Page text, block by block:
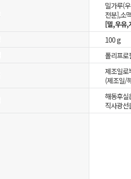
밀가루(
전분],소
[밀,우유,
100 g
폴리프로
제조일로
(제조일/
해동후실
직사광선